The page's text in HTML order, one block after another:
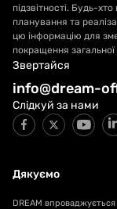
підзвітності. Будь-
планування та
цю інформацію для
покращення
Звертайся
info@dream-
Слідкуй за нами
Дякуємо
DREAM